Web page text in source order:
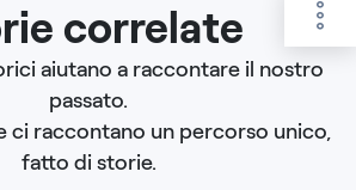
correlate
aiutano a raccontare il nostro
passato.
ci raccontano un percorso unico,
fatto di storie.